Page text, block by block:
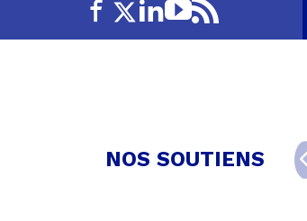
NOS SOUTIENS